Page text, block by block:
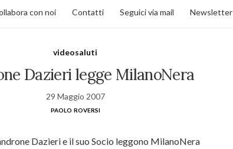
con noi Contatti Seguici via mail Newsletter
videosaluti
Dazieri legge MilanoNera
29 Maggio 2007
paolo roversi
Dazieri e il suo Socio leggono MilanoNera